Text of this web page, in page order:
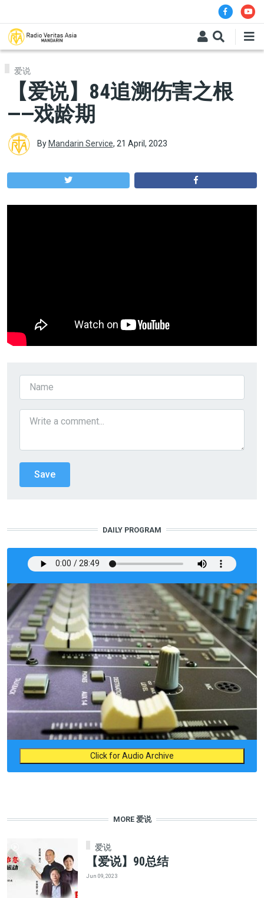
爱说
【爱说】84追溯伤害之根
——戏龄期
By Mandarin Service, 21 April, 2023
DAILY PROGRAM
Click for Audio Archive
MORE 爱说
爱说
【爱说】90总结
Jun 09, 2023